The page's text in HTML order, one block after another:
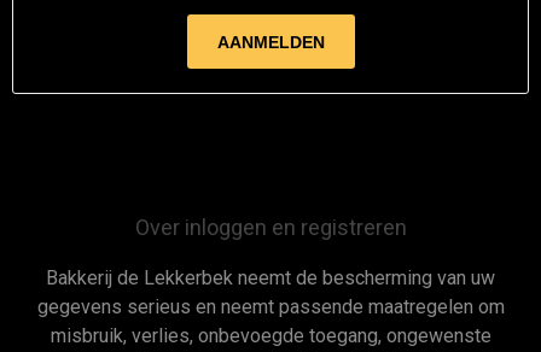
Over inloggen en registreren
Bakkerij de Lekkerbek neemt de bescherming van uw
gegevens serieus en neemt passende maatregelen om
misbruik, verlies, onbevoegde toegang, ongewenste